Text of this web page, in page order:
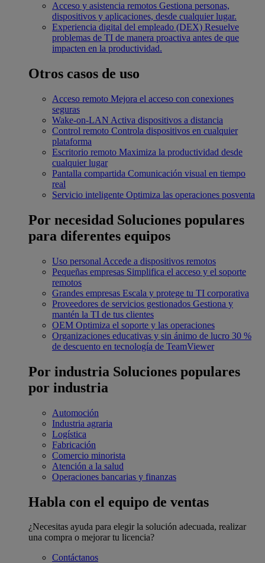
Acceso y asistencia remotos Gestiona personas,
dispositivos y aplicaciones, desde cualquier lugar.
Experiencia digital del empleado (DEX) Resuelve
problemas de TI de manera proactiva antes de que
impacten en la productividad.
Otros casos de uso
Acceso remoto Mejora el acceso con conexiones
seguras
Wake-on-LAN Activa dispositivos a distancia
Control remoto Controla dispositivos en cualquier
plataforma
Escritorio remoto Maximiza la productividad desde
cualquier lugar
Pantalla compartida Comunicación visual en tiempo
real
Servicio inteligente Optimiza las operaciones posventa
Por necesidad Soluciones populares
para diferentes equipos
Uso personal Accede a dispositivos remotos
Pequeñas empresas Simplifica el acceso y el soporte
remotos
Grandes empresas Escala y protege tu TI corporativa
Proveedores de servicios gestionados Gestiona y
mantén la TI de tus clientes
OEM Optimiza el soporte y las operaciones
Organizaciones educativas y sin ánimo de lucro 30 %
de descuento en tecnología de TeamViewer
Por industria Soluciones populares
por industria
Automoción
Industria agraria
Logística
Fabricación
Comercio minorista
Atención a la salud
Operaciones bancarias y finanzas
Habla con el equipo de ventas
¿Necesitas ayuda para elegir la solución adecuada, realizar
una compra o mejorar tu licencia?
Contáctanos